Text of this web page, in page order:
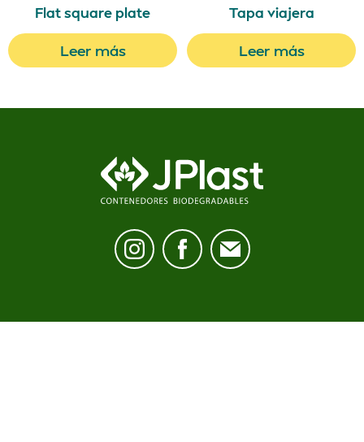
Flat square plate
Leer más
Tapa viajera
Leer más